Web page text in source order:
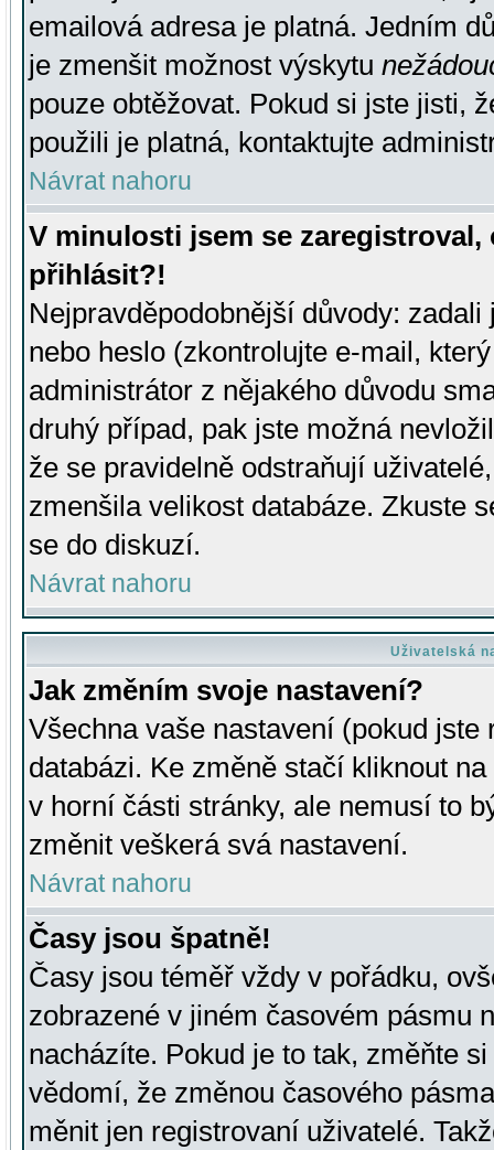
emailová adresa je platná. Jedním
je zmenšit možnost výskytu
pouze obtěžovat. Pokud si jste jisti,
použili je platná, kontaktujte
Návrat nahoru
V minulosti jsem se
přihlásit?!
Nejpravděpodobnější důvody:
nebo heslo (zkontrolujte e-mail,
administrátor z nějakého důvodu
druhý případ, pak jste možná
že se pravidelně odstraňují
zmenšila velikost databáze. Zkuste
se do diskuzí.
Návrat nahoru
Uživatelská
Jak změním svoje nastavení?
Všechna vaše nastavení (pokud
databázi. Ke změně stačí kliknout
v horní části stránky, ale nemusí to
změnit veškerá svá nastavení.
Návrat nahoru
Časy jsou špatně!
Časy jsou téměř vždy v pořádku,
zobrazené v jiném časovém pásmu
nacházíte. Pokud je to tak, změňte
vědomí, že změnou časového
měnit jen registrovaní uživatelé.